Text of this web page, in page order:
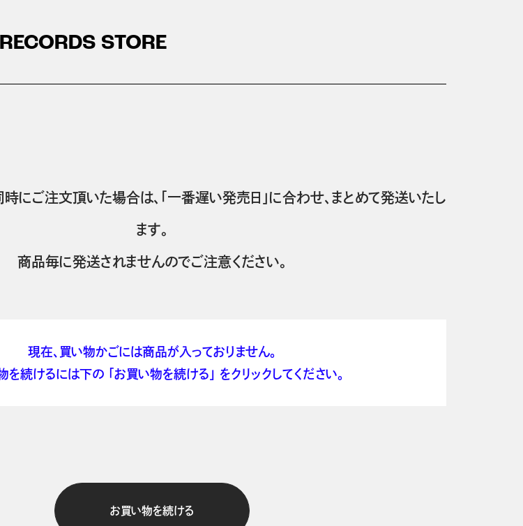
STORE
にご注文頂いた場合は、「一番遅い発売日」に合わせ、まとめて発送いたし
ます。
商品毎に発送されませんのでご注意ください。
現在、買い物かごには商品が入っておりません。
を続けるには下の 「お買い物を続ける」 をクリックしてください。
お買い物を続ける